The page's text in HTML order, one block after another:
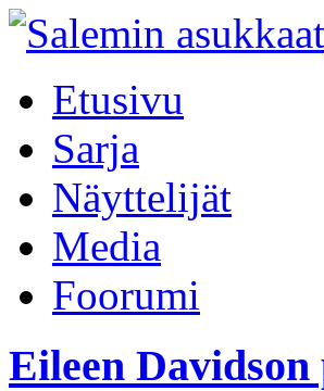
Etusivu
Sarja
Näyttelijät
Media
Foorumi
Eileen Davidson